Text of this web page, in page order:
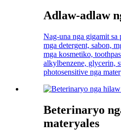
Adlaw-adlaw
Nag-una nga gigamit sa
mga detergent, sabon,
mga kosmetiko,
alkylbenzene, glycerin,
photosensitive nga
Beterinaryo
materyales